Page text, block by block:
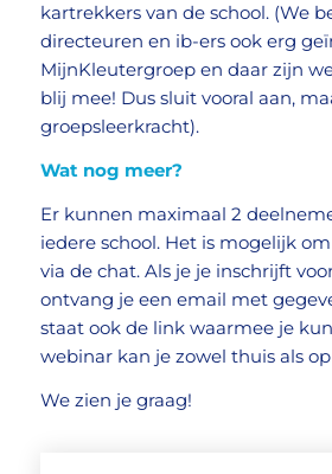
kartrekkers van de school. (We
directeuren en ib-ers ook erg
MijnKleutergroep en daar zijn
blij mee! Dus sluit vooral aan,
groepsleerkracht).
Wat nog meer?
Er kunnen maximaal 2
iedere school. Het is mogelijk
via de chat. Als je je inschrijft
ontvang je een email met
staat ook de link waarmee je
webinar kan je zowel thuis als
We zien je graag!